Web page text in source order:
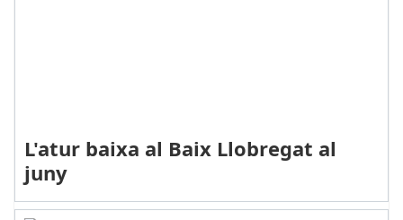
L'atur baixa al Baix Llobregat al
juny